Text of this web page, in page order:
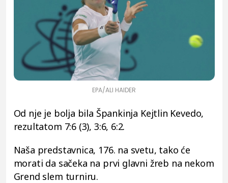
EPA/ALI HAIDER
Od nje je bolja bila Špankinja Kejtlin Kevedo,
rezultatom 7:6 (3), 3:6, 6:2.
Naša predstavnica, 176. na svetu, tako će
morati da sačeka na prvi glavni žreb na nekom
Grend slem turniru.